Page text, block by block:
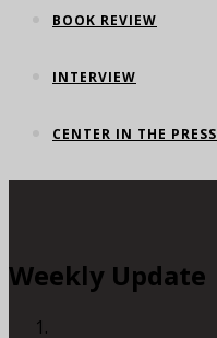
BOOK REVIEW
INTERVIEW
CENTER IN THE PRESS
Weekly Update